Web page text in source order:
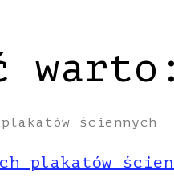
warto:
plakatów